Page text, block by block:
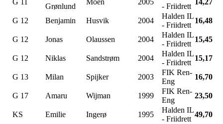
G 11
Grønlund
Moen 2005
- Friidrett
14,27
G 12 Benjamin Husvik 2004
Halden IL
- Friidrett
16,48
G 12 Jonas Olaussen 2004
Halden IL
- Friidrett
15,45
G 12 Niklas Sandstrøm 2004
Halden IL
- Friidrett
15,17
G 13 Milan Spijker 2003
FIK Ren-
Eng
16,70
G 17 Amaru Wijman 1999
FIK Ren-
Eng
23,50
KS Emilie Ingerø 1995
Halden IL
- Friidrett
49,70